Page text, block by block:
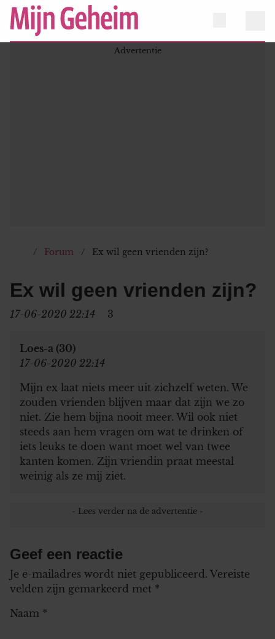
Forum Ex wil geen vrienden zijn?
Ex wil geen vrienden zijn?
17-06-2020 22:14 3
Loes-a (30)
17-06-2020 22:14
Mijn ex laat niets meer uit zichzelf weten. We
zouden vrienden blijven maar dat zijn we zo
niet. Zie hem bijna nooit meer. Wil ook niet
steeds aan hem vragen om wat te drinken of
iets leuks te doen want moet wel van twee
kanten komen. Zijn vriendin praat meestal
weinig als ze mij ziet.
Geef een reactie
Je e-mailadres wordt niet gepubliceerd. Vereiste
velden zijn gemarkeerd met *
Naam *